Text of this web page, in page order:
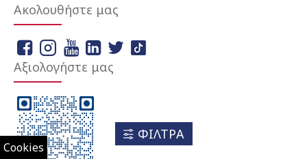
Cookies
Ακολουθήστε μας
Αξιολογήστε μας
ΦΙΛΤΡΑ